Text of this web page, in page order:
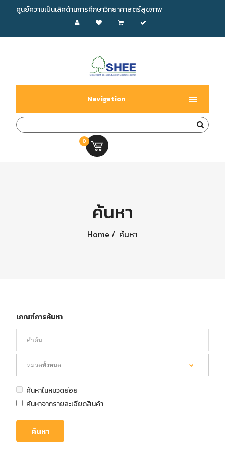
ศูนย์ความเป็นเลิศด้านการศึกษาวิทยาศาสตร์สุขภาพ
Navigation
0
ค้นหา
Home ค้นหา
เกณฑ์การค้นหา
ค้นหาในหมวดย่อย
ค้นหาจากรายละเอียดสินค้า